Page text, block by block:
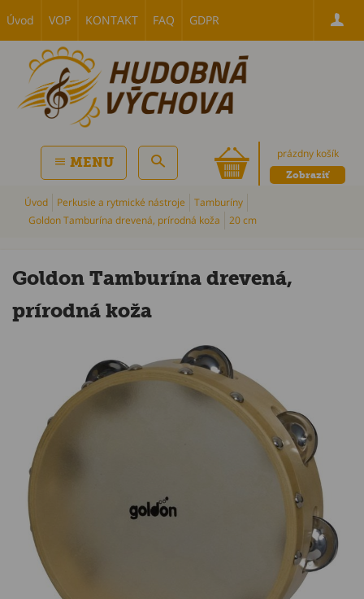
Úvod VOP KONTAKT FAQ GDPR
prázdny košík
Zobraziť
MENU
Úvod Perkusie a rytmické nástroje
Tamburíny
Goldon Tamburína drevená, prírodná koža
20 cm
Goldon Tamburína drevená,
prírodná koža